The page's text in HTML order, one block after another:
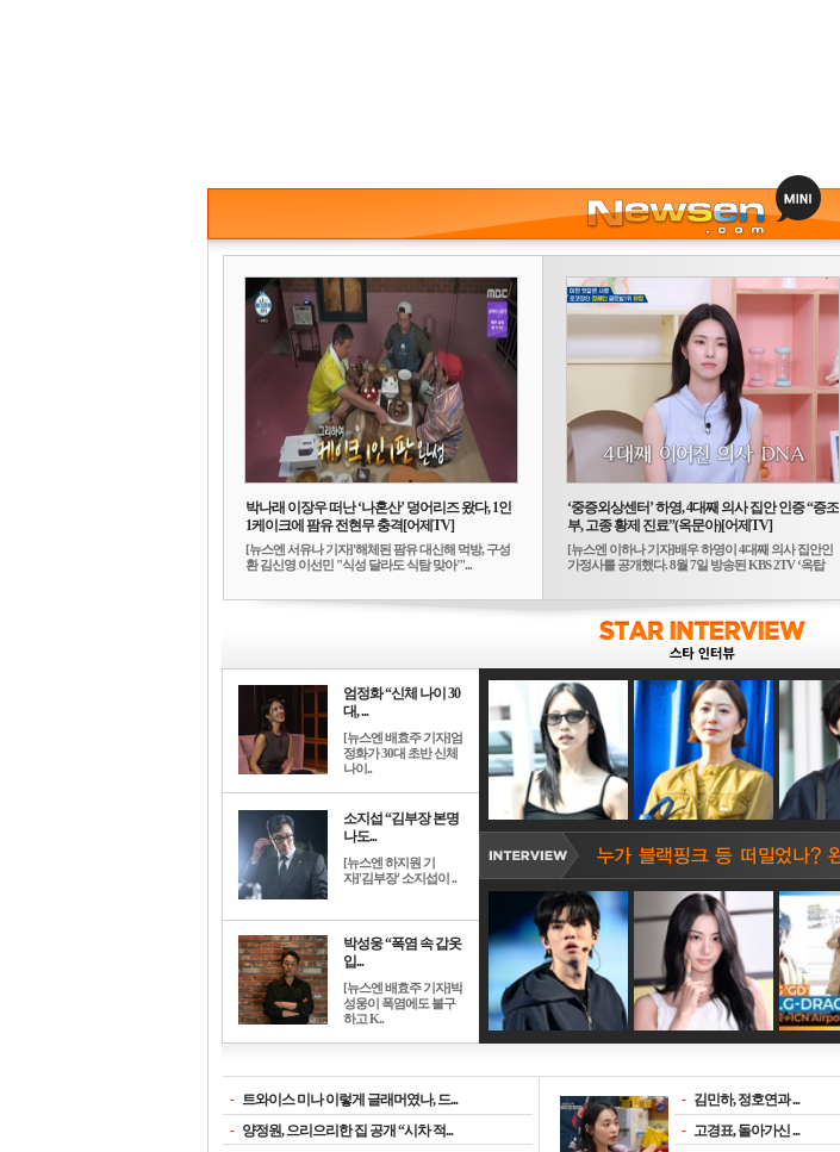
박나래 이장우 떠난 ‘나혼산’ 덩어리즈 왔다, 1인
1케이크에 팜유 전현무 충격[어제TV]
[뉴스엔 서유나 기자]'해체된 팜유 대신해 먹방, 구성
환 김신영 이선민 "식성 달라도 식탐 맞아"'...
‘중증외상센터’ 하영, 4대째 의사 집안 인증 “증조
부, 고종 황제 진료”(옥문아)[어제TV]
[뉴스엔 이하나 기자]배우 하영이 4대째 의사 집안인
가정사를 공개했다. 8월 7일 방송된 KBS 2TV ‘옥탑
엄정화 “신체 나이 30
대, ...
[뉴스엔 배효주 기자]엄
정화가 30대 초반 신체
나이..
소지섭 “김부장 본명
나도...
[뉴스엔 하지원 기
자]'김부장' 소지섭이 ..
박성웅 “폭염 속 갑옷
입...
[뉴스엔 배효주 기자]박
성웅이 폭염에도 불구
하고 K..
- 트와이스 미나 이렇게 글래머였나, 드...
- 양정원, 으리으리한 집 공개 “시차 적...
- 김민하, 정호연과 ...
- 고경표, 돌아가신 ...